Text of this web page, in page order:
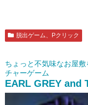
脱出ゲーム、Pクリック
ちょっと不気味なお屋
チャーゲーム
EARL GREY and